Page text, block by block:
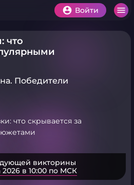
Войти
что
Победители
что скрывается за
викторины
2026 в 10:00 по МСК